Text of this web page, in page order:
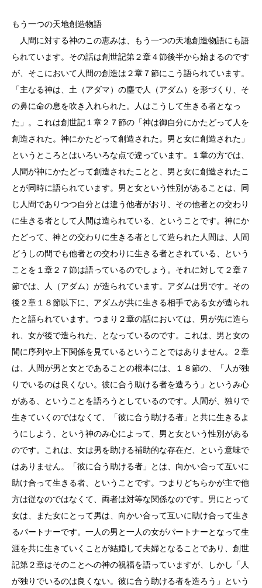
もう一つの天地創造物語
人間に対する神のこの恵みは、もう一つの天地創造物語にも語
られています。その話は創世記第２章４節後半から始まるのです
が、そこにおいて人間の創造は２章７節にこう語られています。
「主なる神は、土（アダマ）の塵で人（アダム）を形づくり、そ
の鼻に命の息を吹き入れられた。人はこうして生きる者となっ
た」。これは創世記１章２７節の「神は御自分にかたどって人を
創造された。神にかたどって創造された。男と女に創造された」
というところとはいろいろな点で違っています。１章の方では、
人間が神にかたどって創造されたことと、男と女に創造されたこ
とが同時に語られています。男と女という性別があることは、同
じ人間でありつつ自分とは違う他者がおり、その他者との交わり
に生きる者として人間は造られている、ということです。神にか
たどって、神との交わりに生きる者として造られた人間は、人間
どうしの間でも他者との交わりに生きる者とされている、という
ことを１章２７節は語っているのでしょう。それに対して２章７
節では、人（アダム）が造られています。アダムは男です。その
後２章１８節以下に、アダムが共に生きる相手である女が造られ
たと語られています。つまり２章の話においては、男が先に造ら
れ、女が後で造られた、となっているのです。これは、男と女の
間に序列や上下関係を見ているということではありません。２章
は、人間が男と女とであることの根本には、１８節の、「人が独
りでいるのは良くない。彼に合う助ける者を造ろう」というみ心
がある、ということを語ろうとしているのです。人間が、独りで
生きていくのではなくて、「彼に合う助ける者」と共に生きるよ
うにしよう、という神のみ心によって、男と女という性別がある
のです。これは、女は男を助ける補助的な存在だ、という意味で
はありません。「彼に合う助ける者」とは、向かい合って互いに
助け合って生きる者、ということです。つまりどちらかが主で他
方は従なのではなくて、両者は対等な関係なのです。男にとって
女は、また女にとって男は、向かい合って互いに助け合って生き
るパートナーです。一人の男と一人の女がパートナーとなって生
涯を共に生きていくことが結婚して夫婦となることであり、創世
記第２章はそのことへの神の祝福を語っていますが、しかし「人
が独りでいるのは良くない。彼に合う助ける者を造ろう」という